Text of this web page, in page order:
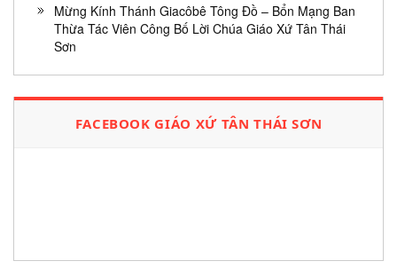
Mừng Kính Thánh Giacôbê Tông Đồ – Bổn Mạng Ban
Thừa Tác Viên Công Bố Lời Chúa Giáo Xứ Tân Thái
Sơn
FACEBOOK GIÁO XỨ TÂN THÁI SƠN